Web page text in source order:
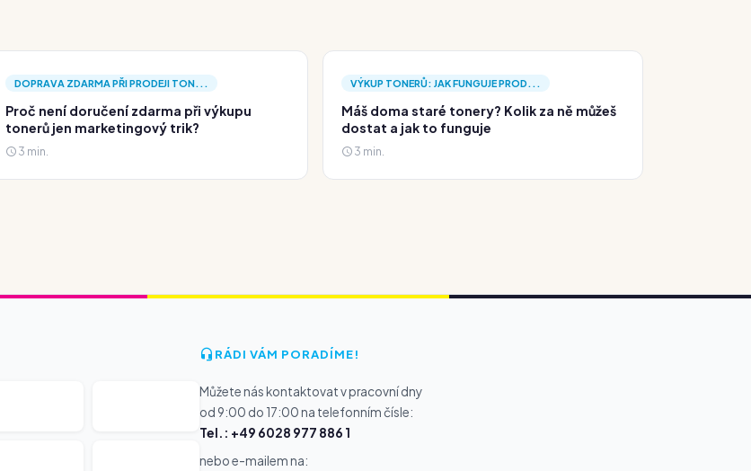
DOPRAVA ZDARMA PŘI PRODEJI TON...
Proč není doručení zdarma při výkupu
tonerů jen marketingový trik?
3 min.
VÝKUP TONERŮ: JAK FUNGUJE PROD...
Máš doma staré tonery? Kolik za ně můžeš
dostat a jak to funguje
3 min.
RÁDI VÁM PORADÍME!
Můžete nás kontaktovat v pracovní dny
od 9:00 do 17:00 na telefonním čísle:
Tel.: +49 6028 977 886 1
nebo e-mailem na: